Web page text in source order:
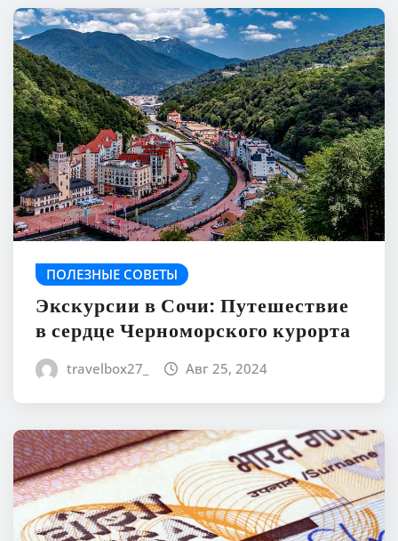
ПОЛЕЗНЫЕ СОВЕТЫ
Экскурсии в Сочи: Путешествие
в сердце Черноморского курорта
travelbox27_ Авг 25, 2024